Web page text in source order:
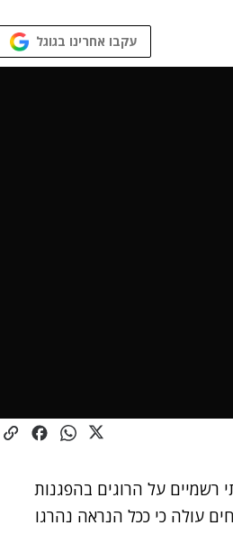
עקבו אחרינו בגוגל
רשמיים על הרוגים בהפגנות
עולה כי ככל הנראה נהרגו